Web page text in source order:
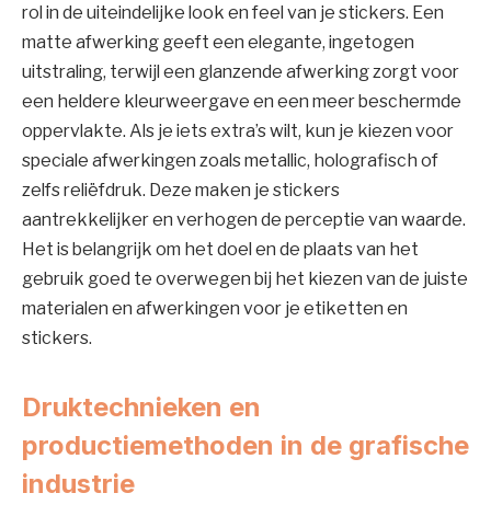
rol in de uiteindelijke look en feel van je stickers. Een
matte afwerking geeft een elegante, ingetogen
uitstraling, terwijl een glanzende afwerking zorgt voor
een heldere kleurweergave en een meer beschermde
oppervlakte. Als je iets extra’s wilt, kun je kiezen voor
speciale afwerkingen zoals metallic, holografisch of
zelfs reliëfdruk. Deze maken je stickers
aantrekkelijker en verhogen de perceptie van waarde.
Het is belangrijk om het doel en de plaats van het
gebruik goed te overwegen bij het kiezen van de juiste
materialen en afwerkingen voor je etiketten en
stickers.
Druktechnieken en
productiemethoden in de grafische
industrie